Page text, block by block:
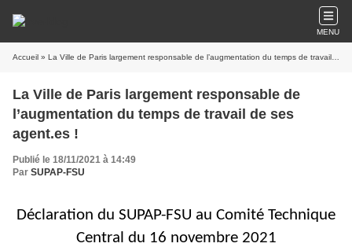
MENU
Accueil » La Ville de Paris largement responsable de l’augmentation du temps de travail de ses agent.es !
La Ville de Paris largement responsable de
l’augmentation du temps de travail de ses
agent.es !
Publié le 18/11/2021 à 14:49
Par SUPAP-FSU
Déclaration du SUPAP-FSU au Comité Technique
Central du 16 novembre 2021